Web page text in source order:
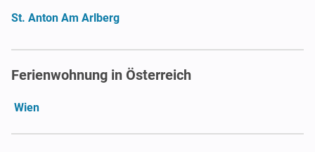
St. Anton Am Arlberg
Ferienwohnung in Österreich
Wien